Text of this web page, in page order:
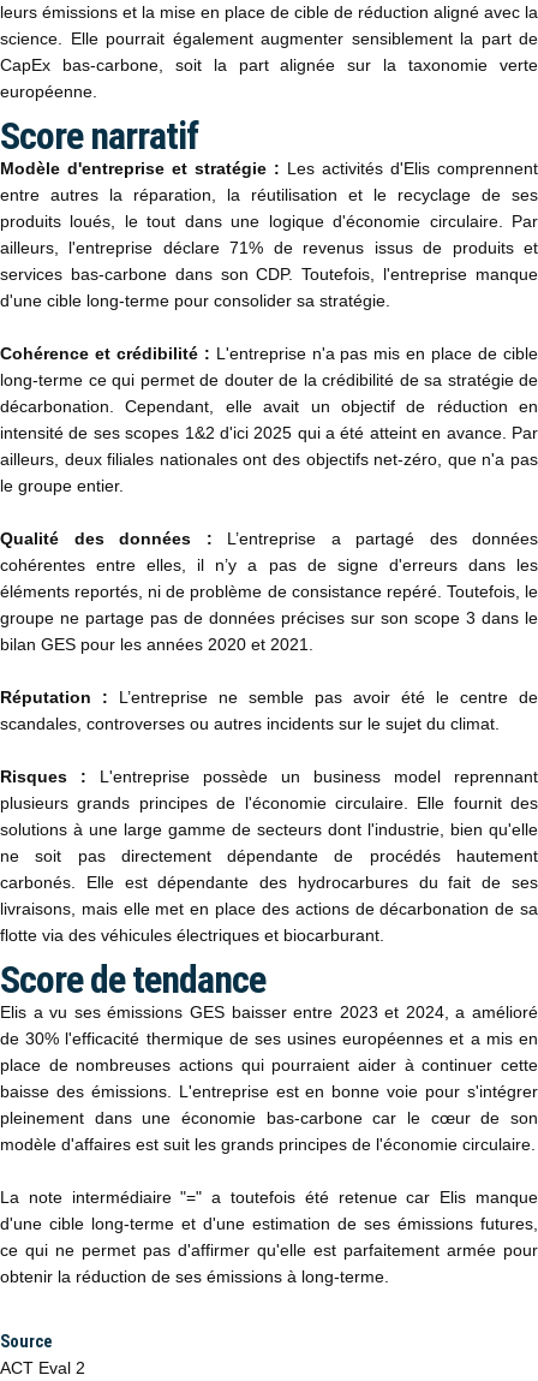
leurs émissions et la mise en place de cible de réduction aligné avec la
science. Elle pourrait également augmenter sensiblement la part de
CapEx bas-carbone, soit la part alignée sur la taxonomie verte
européenne.
Score narratif
Modèle d'entreprise et stratégie : Les activités d'Elis comprennent
entre autres la réparation, la réutilisation et le recyclage de ses
produits loués, le tout dans une logique d'économie circulaire. Par
ailleurs, l'entreprise déclare 71% de revenus issus de produits et
services bas-carbone dans son CDP. Toutefois, l'entreprise manque
d'une cible long-terme pour consolider sa stratégie.
Cohérence et crédibilité : L'entreprise n'a pas mis en place de cible
long-terme ce qui permet de douter de la crédibilité de sa stratégie de
décarbonation. Cependant, elle avait un objectif de réduction en
intensité de ses scopes 1&2 d'ici 2025 qui a été atteint en avance. Par
ailleurs, deux filiales nationales ont des objectifs net-zéro, que n'a pas
le groupe entier.
Qualité des données : L’entreprise a partagé des données
cohérentes entre elles, il n’y a pas de signe d'erreurs dans les
éléments reportés, ni de problème de consistance repéré. Toutefois, le
groupe ne partage pas de données précises sur son scope 3 dans le
bilan GES pour les années 2020 et 2021.
Réputation : L’entreprise ne semble pas avoir été le centre de
scandales, controverses ou autres incidents sur le sujet du climat.
Risques : L'entreprise possède un business model reprennant
plusieurs grands principes de l'économie circulaire. Elle fournit des
solutions à une large gamme de secteurs dont l'industrie, bien qu'elle
ne soit pas directement dépendante de procédés hautement
carbonés. Elle est dépendante des hydrocarbures du fait de ses
livraisons, mais elle met en place des actions de décarbonation de sa
flotte via des véhicules électriques et biocarburant.
Score de tendance
Elis a vu ses émissions GES baisser entre 2023 et 2024, a amélioré
de 30% l'efficacité thermique de ses usines européennes et a mis en
place de nombreuses actions qui pourraient aider à continuer cette
baisse des émissions. L'entreprise est en bonne voie pour s'intégrer
pleinement dans une économie bas-carbone car le cœur de son
modèle d'affaires est suit les grands principes de l'économie circulaire.
La note intermédiaire "=" a toutefois été retenue car Elis manque
d'une cible long-terme et d'une estimation de ses émissions futures,
ce qui ne permet pas d'affirmer qu'elle est parfaitement armée pour
obtenir la réduction de ses émissions à long-terme.
Source
ACT Eval 2